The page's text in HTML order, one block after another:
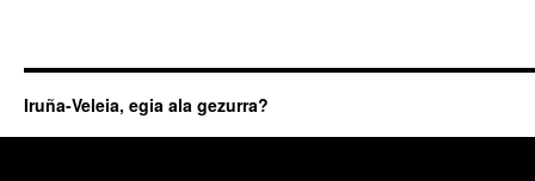
Iruña-Veleia, egia ala gezurra?